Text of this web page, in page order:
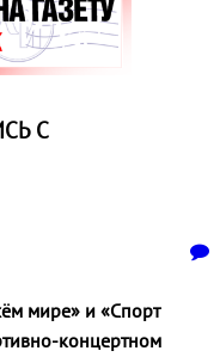
С
мире» и «Спорт
концертном